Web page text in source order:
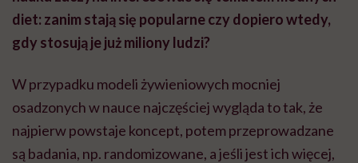
diet: zanim stają się popularne czy dopiero wtedy,
gdy stosują je już miliony ludzi?
W przypadku modeli żywieniowych mocniej
osadzonych w nauce najczęściej wygląda to tak, że
najpierw powstaje koncept, potem przeprowadzane
są badania, np. randomizowane, a jeśli jest ich więcej,